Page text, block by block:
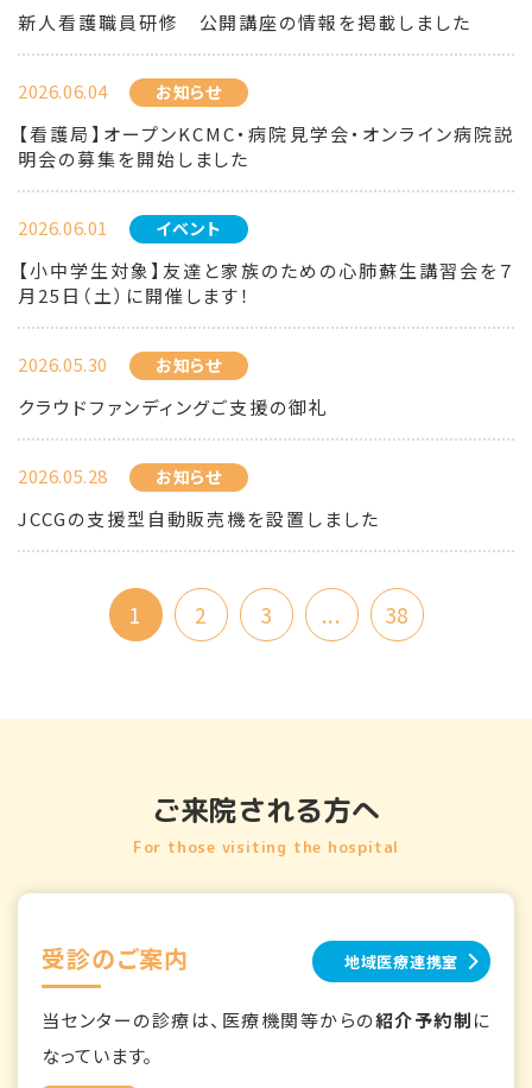
新人看護職員研修 公開講座の情報を掲載しました
2026.06.04 お知らせ
【看護局】オープンKCMC・病院見学会・オンライン病院説
明会の募集を開始しました
2026.06.01 イベント
【小中学生対象】友達と家族のための心肺蘇生講習会を７
月25日（土）に開催します！
2026.05.30 お知らせ
クラウドファンディングご支援の御礼
2026.05.28 お知らせ
JCCGの支援型自動販売機を設置しました
1 2 3 ... 38
ご来院される方へ
For those visiting the hospital
受診のご案内 地域医療連携室
当センターの診療は、医療機関等からの紹介予約制に
なっています。